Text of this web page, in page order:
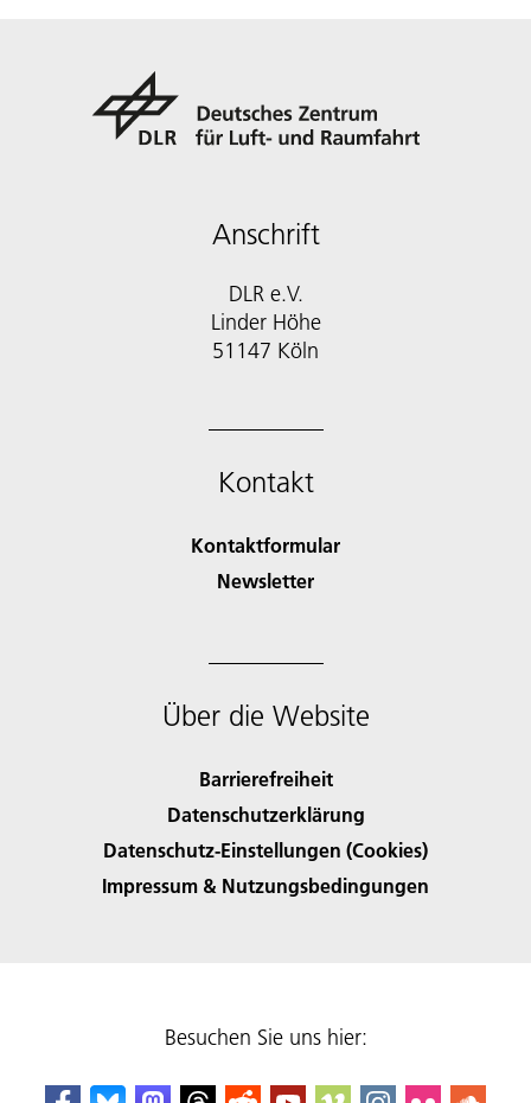
Anschrift
DLR e.V.
Linder Höhe
51147 Köln
Kontakt
Kontaktformular
Newsletter
Über die Website
Barrierefreiheit
Datenschutzerklärung
Datenschutz-Einstellungen (Cookies)
Impressum & Nutzungsbedingungen
Besuchen Sie uns hier: